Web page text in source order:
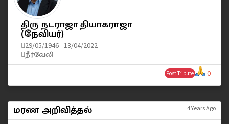
திரு நடராஜா தியாகராஜா
(நேவியர்)
29/05/1946 - 13/04/2022
நீர்வேலி
0
Post Tribute
மரண அறிவித்தல் 4 Years Ago